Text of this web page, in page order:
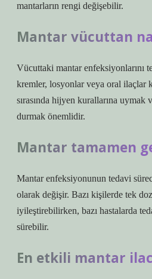
mantarların rengi değişebilir.
Mantar vücuttan
Vücuttaki mantar enfeksiyonlarını
kremler, losyonlar veya oral ilaçlar
sırasında hijyen kurallarına
durmak önemlidir.
Mantar tamamen
Mantar enfeksiyonunun tedavi
olarak değişir. Bazı kişilerde tek
iyileştirebilirken, bazı hastalarda
sürebilir.
En etkili mantar